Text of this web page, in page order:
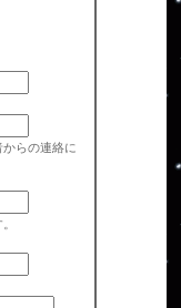
らの連絡に